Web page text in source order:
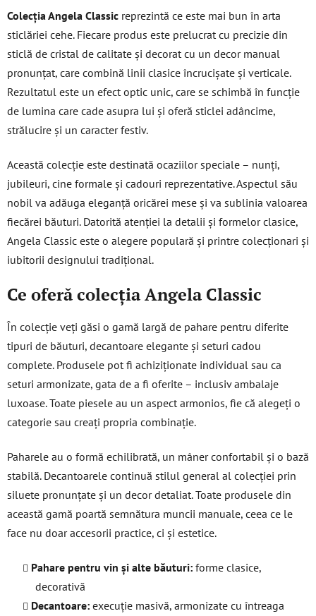
n
t
r
o
l
u
l
t
ă
r
i
l
o
Colecția Angela Classic reprezintă ce este mai bun în arta
sticlăriei cehe. Fiecare produs este prelucrat cu precizie din
sticlă de cristal de calitate și decorat cu un decor manual
pronunțat, care combină linii clasice încrucișate și verticale.
Rezultatul este un efect optic unic, care se schimbă în funcție
de lumina care cade asupra lui și oferă sticlei adâncime,
strălucire și un caracter festiv.
Această colecție este destinată ocaziilor speciale – nunți,
jubileuri, cine formale și cadouri reprezentative. Aspectul său
nobil va adăuga eleganță oricărei mese și va sublinia valoarea
fiecărei băuturi. Datorită atenției la detalii și formelor clasice,
Angela Classic este o alegere populară și printre colecționari și
iubitorii designului tradițional.
Ce oferă colecția Angela Classic
În colecție veți găsi o gamă largă de pahare pentru diferite
tipuri de băuturi, decantoare elegante și seturi cadou
complete. Produsele pot fi achiziționate individual sau ca
seturi armonizate, gata de a fi oferite – inclusiv ambalaje
luxoase. Toate piesele au un aspect armonios, fie că alegeți o
categorie sau creați propria combinație.
Paharele au o formă echilibrată, un mâner confortabil și o bază
stabilă. Decantoarele continuă stilul general al colecției prin
siluete pronunțate și un decor detaliat. Toate produsele din
această gamă poartă semnătura muncii manuale, ceea ce le
face nu doar accesorii practice, ci și estetice.
Pahare pentru vin și alte băuturi: forme clasice,
decorativă
Decantoare: execuție masivă, armonizate cu întreaga